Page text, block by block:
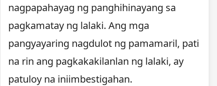
nagpapahayag ng panghihinayang sa
pagkamatay ng lalaki. Ang mga
pangyayaring nagdulot ng pamamaril, pati
na rin ang pagkakakilanlan ng lalaki, ay
patuloy na iniimbestigahan.